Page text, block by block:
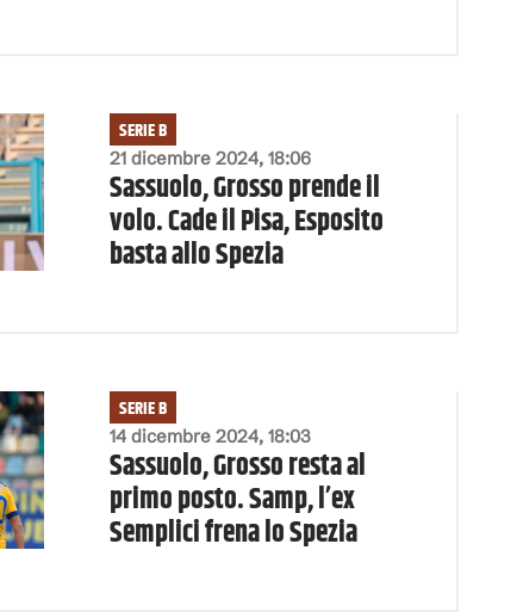
21 dicembre 2024, 18:06
SERIE B
Sassuolo, Grosso prende il
volo. Cade il Pisa, Esposito
basta allo Spezia
14 dicembre 2024, 18:03
SERIE B
Sassuolo, Grosso resta al
primo posto. Samp, l’ex
Semplici frena lo Spezia